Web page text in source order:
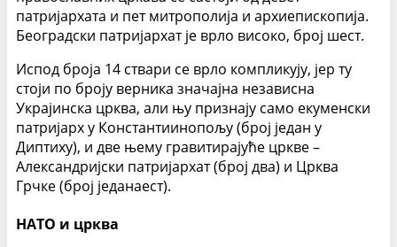
патријархата и пет митрополија и архиепископија.
Београдски патријархат је врло високо, број шест.
Испод броја 14 ствари се врло компликују, јер ту
стоји по броју верника значајна независна
Украјинска црква, али њу признају само екуменски
патријарх у Константиинопољу (број један у
Диптиху), и две њему гравитирајуће цркве –
Александријски патријархат (број два) и Црква
Грчке (број једанаест).
НАТО и црква